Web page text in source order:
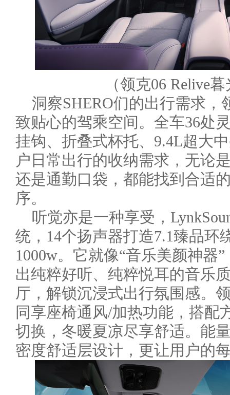
（领克06 Relive
洞察SHERO们的出行需求，
致贴心的驾乘空间。全车36处
挂钩、折叠式杯托、9.4L超大
户日常出行的收纳需求，无论
还是通勤口袋，都能找到合适
序。
听觉亦是一种享受，
统，14个扬声器打造7.1臻品环
1000w。它就像“音乐美颜神器
出纯粹好听、纯粹悦耳的音乐
厅，解锁沉浸式出行氛围感。
同享座椅通风/加热功能，搭配
切换，冬暖夏凉尽享舒适。能
密度舒适层设计，更让用户的